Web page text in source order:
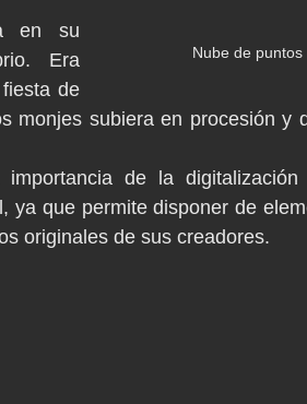
Nube de
en su
Era
de
monjes subiera en procesión y
de la
ya que permite disponer de
originales de sus creadores.